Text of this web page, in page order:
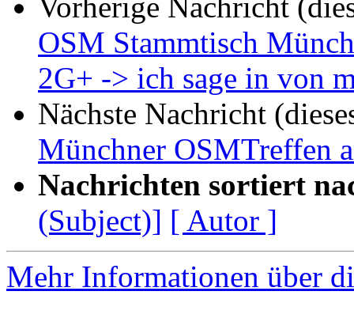
Vorherige Nachricht
OSM Stammtisch
2G+ -> ich sage in von
Nächste Nachricht
Münchner OSMTreffen
Nachrichten sortiert
(Subject)] [ Autor ]
Mehr Informationen über